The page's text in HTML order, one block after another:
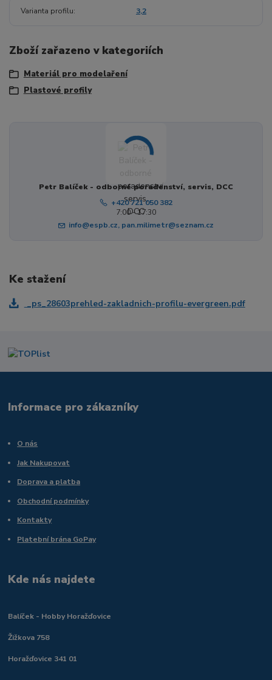
Varianta profilu 3,2
Zboží zařazeno v kategoriích
Materiál pro modelaření
Plastové profily
Petr Balíček - odborné poradenství, servis, DCC
+420 721 050 382
7:00 - 17:30
info@espb.cz, pan.milimetr@seznam.cz
Ke stažení
_ps_28603prehled-zakladnich-profilu-evergreen.pdf
Informace pro zákazníky
O nás
Jak Nakupovat
Doprava a platba
Obchodní podmínky
Kontakty
Platební brána GoPay
Kde nás najdete
Balíček - Hobby Horažďovice
Žižkova 758
Horažďovice 341 01